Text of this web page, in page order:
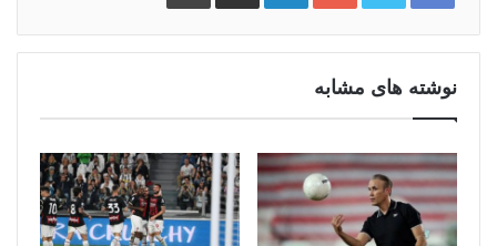
ایمیل
نوشته های مشابه